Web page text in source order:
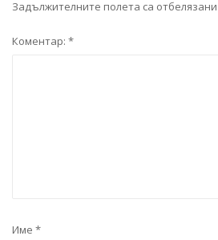
Задължителните полета са отбелязани
Коментар: *
Име *